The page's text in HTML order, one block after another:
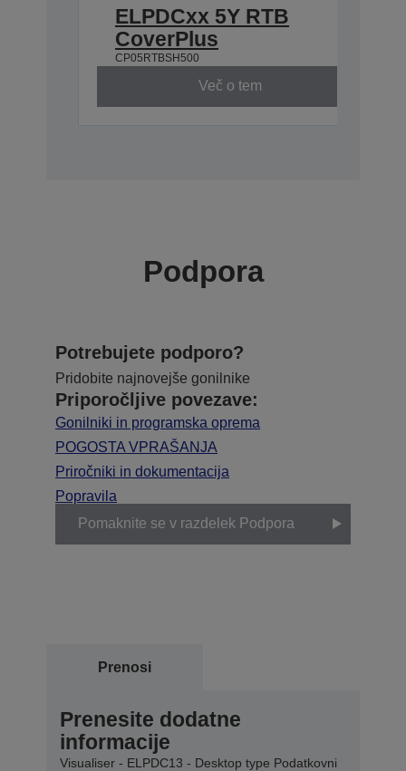
ELPDCxx 5Y RTB
CoverPlus
CP05RTBSH500
Več o tem
Podpora
Potrebujete podporo?
Pridobite najnovejše gonilnike
Priporočljive povezave:
Gonilniki in programska oprema
POGOSTA VPRAŠANJA
Priročniki in dokumentacija
Popravila
Pomaknite se v razdelek Podpora
Prenosi
Prenesite dodatne
informacije
Visualiser - ELPDC13 - Desktop type Podatkovni